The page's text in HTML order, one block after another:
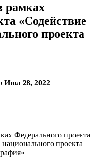
рамках
«Содействие
проекта
Июл 28, 2022